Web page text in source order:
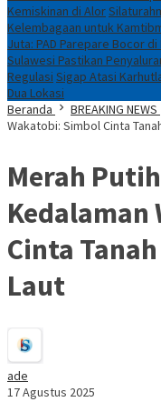
Kemiskinan di Alor
Kelembagaan untuk
Juta: PAD Parepare Bocor di
Sulawesi Pastikan
Regulasi Sigap Atasi
Dua Lokasi
Beranda
BREAKING NEWS
Wakatobi: Simbol Cinta
Merah
Cinta
Laut
ade
17 Agustus 2025